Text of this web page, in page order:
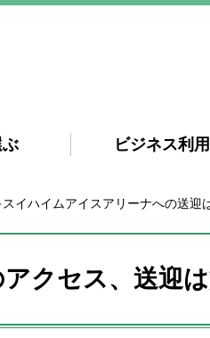
ビジネス利用
イハイムアイスアリーナへの送迎
クセス、送迎